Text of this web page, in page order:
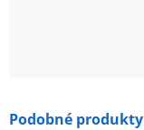
Podobné produkty